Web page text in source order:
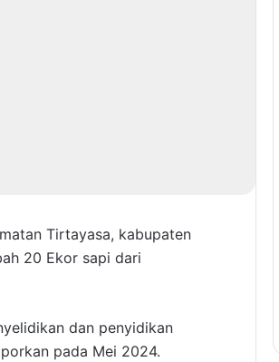
Tirtayasa, kabupaten
20 Ekor sapi dari
dan penyidikan
pada Mei 2024.